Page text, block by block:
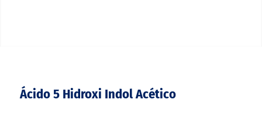
Ácido 5 Hidroxi Indol Acético